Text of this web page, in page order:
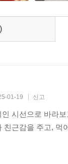
01-19 신고
시선으로 바라
친근감을 주고,